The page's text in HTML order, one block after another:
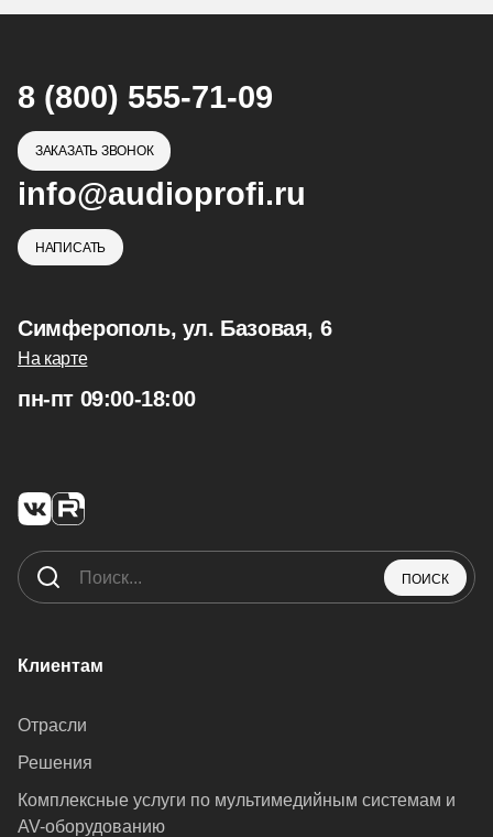
8 (800) 555-71-09
ЗАКАЗАТЬ ЗВОНОК
info@audioprofi.ru
НАПИСАТЬ
Симферополь, ул. Базовая, 6
На карте
пн-пт 09:00-18:00
ПОИСК
Клиентам
Отрасли
Решения
Комплексные услуги по мультимедийным системам и
AV-оборудованию